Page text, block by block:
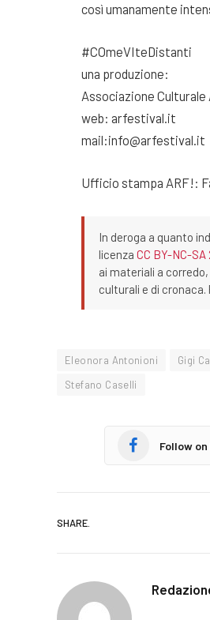
così umanamente
#COmeVIteDistanti
una produzione:
Associazione Culturale
web: arfestival.it
mail:info@arfestival.it
Ufficio stampa ARF!:
In deroga a quanto
licenza CC BY-NC-SA
ai materiali a
culturali e di
Eleonora Antonioni Gigi
Stefano Caselli
Follow
SHARE.